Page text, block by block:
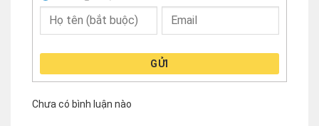
GỬI
Chưa có bình luận nào